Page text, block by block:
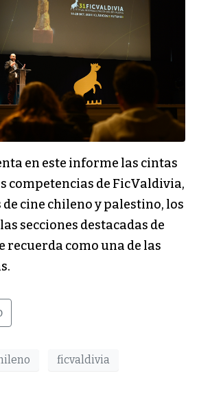
en este informe las cintas
competencias de FicValdivia,
cine chileno y palestino, los
secciones destacadas de
recuerda como una de las
ficvaldivia